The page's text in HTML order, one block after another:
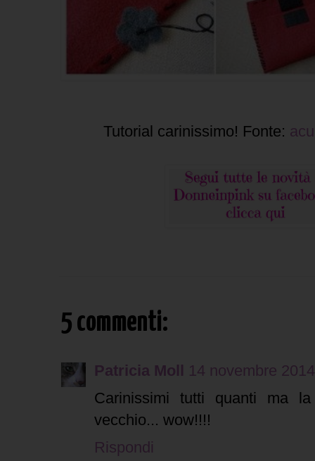
Tutorial carinissimo! Fonte:
5 commenti:
Patricia Moll 14 novembre
Carinissimi tutti quanti ma
vecchio... wow!!!!
Rispondi